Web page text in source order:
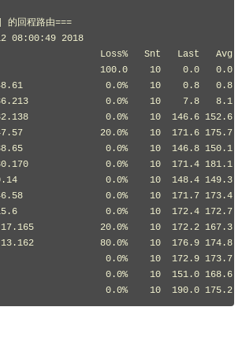
回程路由===
08:00:49 2018
Loss%   Snt   Last   Avg
100.0    10    0.0   0.0
0.0%    10    0.8   0.8
0.0%    10    7.8   8.1
0.0%    10  146.6 152.6
20.0%    10  171.6 175.7
0.0%    10  146.8 150.1
0.0%    10  171.4 181.1
0.0%    10  148.4 149.3
0.0%    10  171.7 173.4
0.0%    10  172.4 172.7
20.0%    10  172.2 167.3
80.0%    10  176.9 174.8
0.0%    10  172.9 173.7
0.0%    10  151.0 168.6